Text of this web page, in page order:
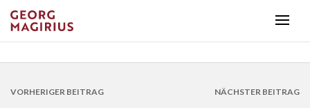
VORHERIGER BEITRAG NÄCHSTER BEITRAG